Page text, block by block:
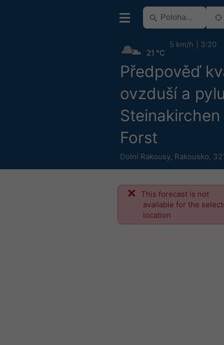
Předpověď
ovzduší a
Steinakirchen
Forst
Dolní Rakousy, Rakousko,
21 °C
5 km/h 3:20
This forecast is not
available for the
location